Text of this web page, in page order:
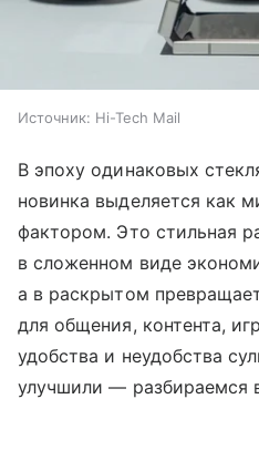
Источник: Hi-Tech Mail
В эпоху одинаковых
новинка выделяется как
фактором. Это стильная
в сложенном виде
а в раскрытом
для общения, контента,
удобства и неудобства
улучшили — разбираемся